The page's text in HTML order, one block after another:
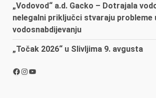
„Vodovod“ a.d. Gacko – Dotrajala
nelegalni priključci stvaraju probleme
vodosnabdijevanju
„Točak 2026“ u Slivljima 9. avgusta
Facebook
Instagram
YouTube